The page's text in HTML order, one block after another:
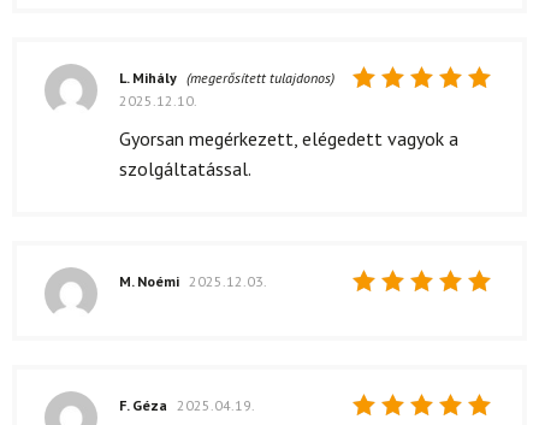
5/ 5
L. Mihály (megerősített tulajdonos)
2025.12.10.
Gyorsan megérkezett, elégedett vagyok a
szolgáltatással.
M. Noémi 2025.12.03.
F. Géza 2025.04.19.